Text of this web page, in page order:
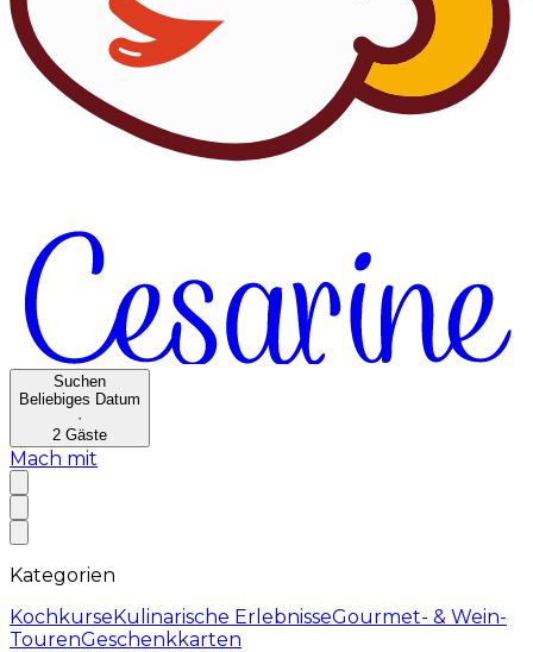
Suchen
Beliebiges Datum
·
2 Gäste
Mach mit
Kategorien
KochkurseKulinarische ErlebnisseGourmet- & Wein-
TourenGeschenkkarten